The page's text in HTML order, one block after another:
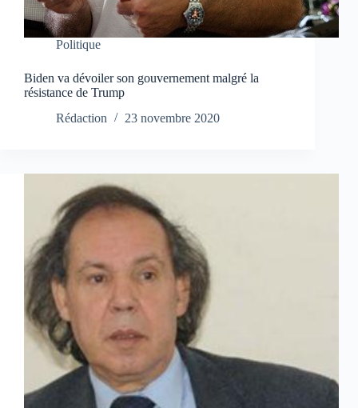
Politique
Biden va dévoiler son gouvernement malgré la
résistance de Trump
Rédaction
23 novembre 2020